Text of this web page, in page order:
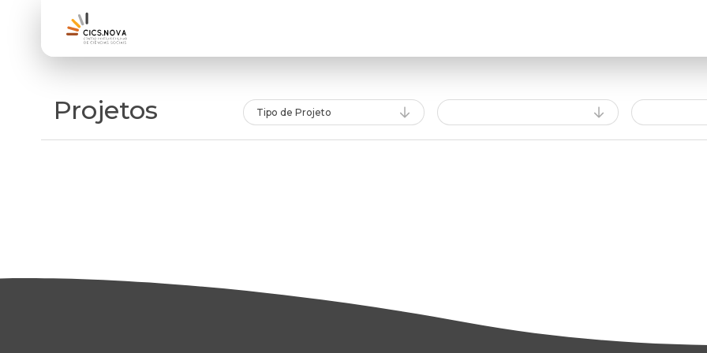
Projetos Tipo de Projeto